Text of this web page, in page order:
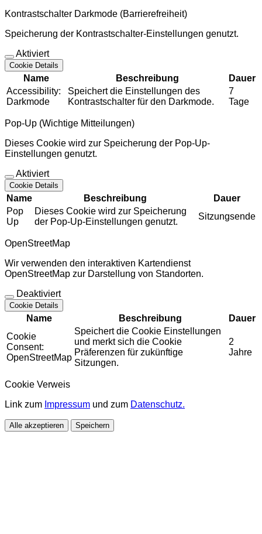
Kontrastschalter Darkmode (Barrierefreiheit)
Speicherung der Kontrastschalter-Einstellungen genutzt.
Aktiviert
Cookie Details
Name Beschreibung
Dauer
Accessibility:
Darkmode
Speichert die Einstellungen des
Kontrastschalter für den Darkmode.
7
Tage
Pop-Up (Wichtige Mitteilungen)
Dieses Cookie wird zur Speicherung der Pop-Up-
Einstellungen genutzt.
Aktiviert
Cookie Details
Name Beschreibung
Dauer
Pop
Up
Dieses Cookie wird zur Speicherung
der Pop-Up-Einstellungen genutzt.
Sitzungsende
OpenStreetMap
Wir verwenden den interaktiven Kartendienst
OpenStreetMap zur Darstellung von Standorten.
Deaktiviert
Cookie Details
Name Beschreibung
Dauer
Cookie
Consent:
OpenStreetMap
Speichert die Cookie Einstellungen
und merkt sich die Cookie
Präferenzen für zukünftige
Sitzungen.
2
Jahre
Cookie Verweis
Link zum Impressum und zum Datenschutz.
Alle akzeptieren Speichern